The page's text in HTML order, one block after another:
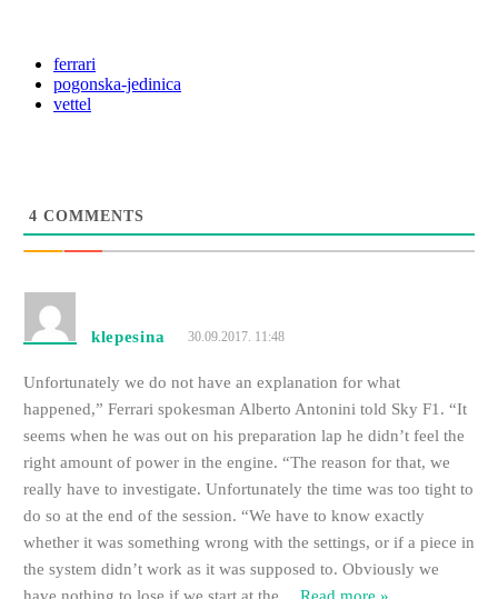
ferrari
pogonska-jedinica
vettel
4 COMMENTS
klepesina 30.09.2017. 11:48
Unfortunately we do not have an explanation for what
happened,” Ferrari spokesman Alberto Antonini told Sky F1. “It
seems when he was out on his preparation lap he didn’t feel the
right amount of power in the engine. “The reason for that, we
really have to investigate. Unfortunately the time was too tight to
do so at the end of the session. “We have to know exactly
whether it was something wrong with the settings, or if a piece in
the system didn’t work as it was supposed to. Obviously we